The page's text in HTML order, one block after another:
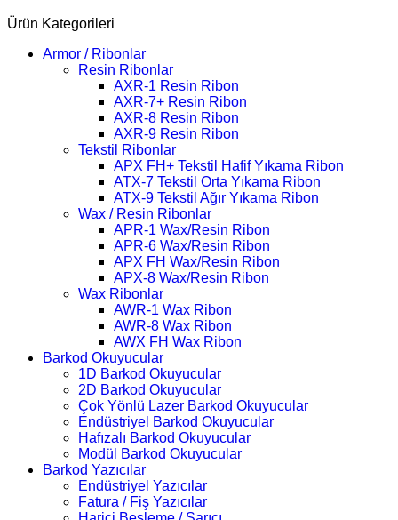
Ürün Kategorileri
Armor / Ribonlar
Resin Ribonlar
AXR-1 Resin Ribon
AXR-7+ Resin Ribon
AXR-8 Resin Ribon
AXR-9 Resin Ribon
Tekstil Ribonlar
APX FH+ Tekstil Hafif Yıkama Ribon
ATX-7 Tekstil Orta Yıkama Ribon
ATX-9 Tekstil Ağır Yıkama Ribon
Wax / Resin Ribonlar
APR-1 Wax/Resin Ribon
APR-6 Wax/Resin Ribon
APX FH Wax/Resin Ribon
APX-8 Wax/Resin Ribon
Wax Ribonlar
AWR-1 Wax Ribon
AWR-8 Wax Ribon
AWX FH Wax Ribon
Barkod Okuyucular
1D Barkod Okuyucular
2D Barkod Okuyucular
Çok Yönlü Lazer Barkod Okuyucular
Endüstriyel Barkod Okuyucular
Hafızalı Barkod Okuyucular
Modül Barkod Okuyucular
Barkod Yazıcılar
Endüstriyel Yazıcılar
Fatura / Fiş Yazıcılar